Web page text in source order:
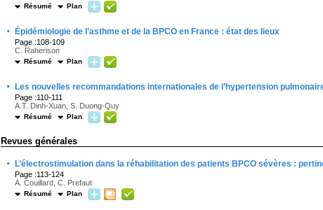
Résumé Plan
· Épidémiologie de l’asthme et de la BPCO en France : état des lieux
Page :108-109
C. Raherison
Résumé Plan
· Les nouvelles recommandations internationales de l’hypertension
Page :110-111
A.T. Dinh-Xuan, S. Duong-Quy
Résumé Plan
Revues générales
· L’électrostimulation dans la réhabilitation des patients BPCO sévères :
Page :113-124
A. Couillard, C. Prefaut
Résumé Plan